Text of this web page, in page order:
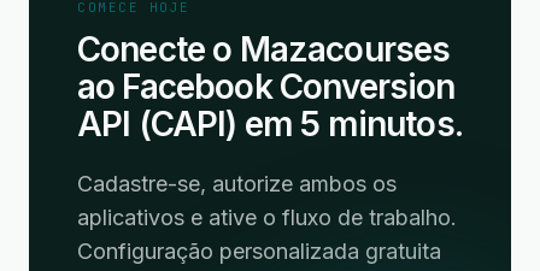
COMECE HOJE
Conecte o Mazacourses
ao Facebook Conversion
API (CAPI) em 5 minutos.
Cadastre-se, autorize ambos os
aplicativos e ative o fluxo de trabalho.
Configuração personalizada gratuita